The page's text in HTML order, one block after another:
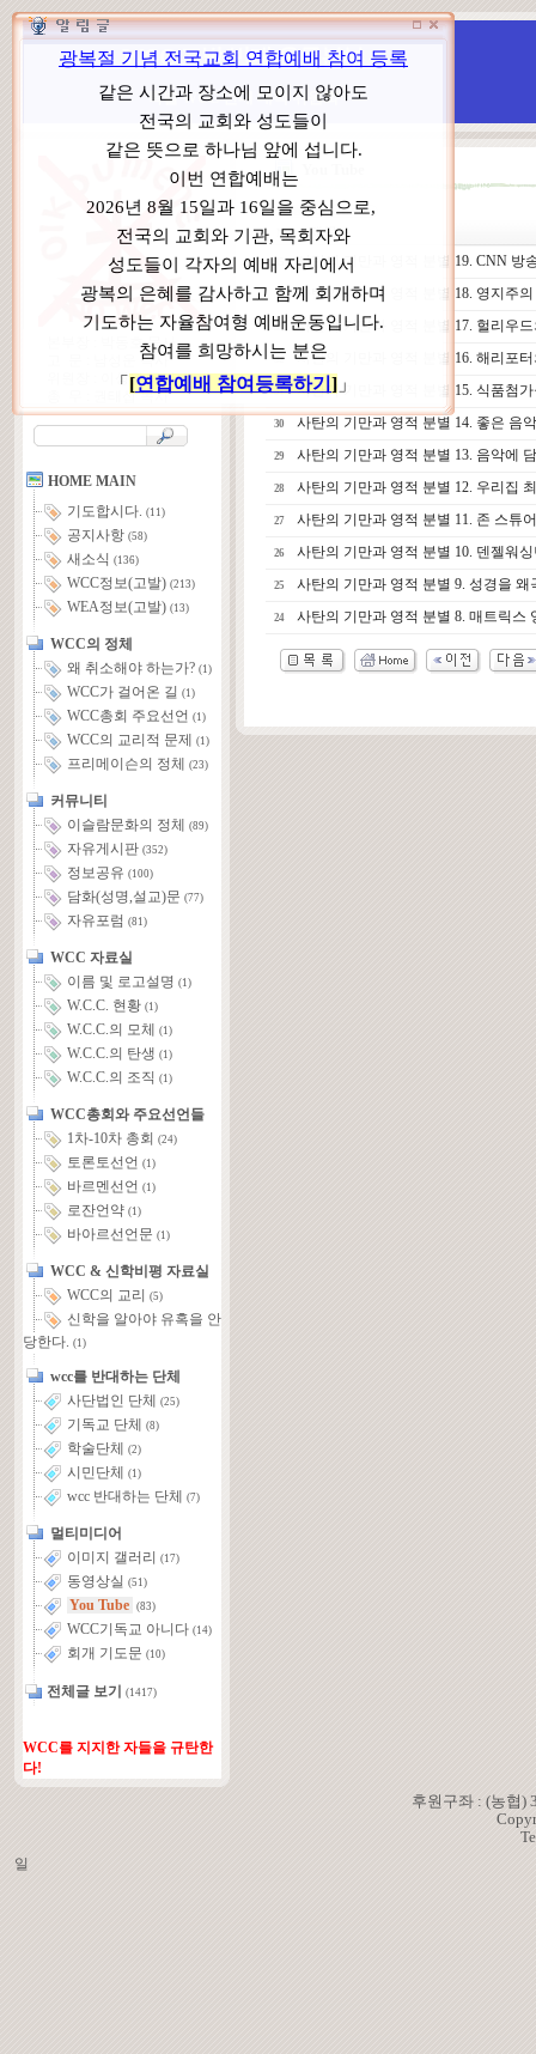
WCC 고발(반대)운동본부
특별 WCC 반대 대책 위원회
본부장 : 박동호 목사
고 문 : 남성운 목사
위원장 : 이상원 목사
총 무 : 권태섭 목사
HOME MAIN
기도합시다. (11)
공지사항 (58)
새소식 (136)
WCC정보(고발) (213)
WEA정보(고발) (13)
WCC의 정체
왜 취소해야 하는가? (1)
WCC가 걸어온 길 (1)
WCC총회 주요선언 (1)
WCC의 교리적 문제 (1)
프리메이슨의 정체 (23)
커뮤니티
이슬람문화의 정체
(89)
자유게시판 (352)
정보공유 (100)
담화(성명,설교)문 (77)
자유포럼 (81)
WCC 자료실
이름 및 로고설명 (1)
W.C.C. 현황 (1)
W.C.C.의 모체 (1)
W.C.C.의 탄생 (1)
W.C.C.의 조직 (1)
WCC총회와 주요선언들
1차-10차 총회 (24)
토론토선언 (1)
바르멘선언 (1)
로잔언약 (1)
바아르선언문 (1)
WCC & 신학비평 자료실
WCC의 교리
(5)
신학을 알아야 유혹을 안
당한다. (1)
wcc를 반대하는 단체
사단법인 단체
(25)
기독교 단체 (8)
학술단체 (2)
시민단체 (1)
wcc 반대하는 단체 (7)
멀티미디어
이미지 갤러리
(17)
동영상실 (51)
You Tube (83)
WCC기독교 아니다 (14)
회개 기도문 (10)
전체글 보기 (1417)
WCC를 지지한 자들을 규탄한
다!
N 제목
35 사탄의 기만과 영적 분별 19. CNN 방
34 사탄의 기만과 영적 분별 18. 영지주
33 사탄의 기만과 영적 분별 17. 헐리우
32 사탄의 기만과 영적 분별 16. 해리포
31 사탄의 기만과 영적 분별 15. 식품첨
30 사탄의 기만과 영적 분별 14. 좋은 음
29 사탄의 기만과 영적 분별 13. 음악에
28 사탄의 기만과 영적 분별 12. 우리집
27 사탄의 기만과 영적 분별 11. 존 스튜
26 사탄의 기만과 영적 분별 10. 덴젤워
25 사탄의 기만과 영적 분별 9. 성경을
24 사탄의 기만과 영적 분별 8. 매트릭스
후원구좌 : (농협)
일